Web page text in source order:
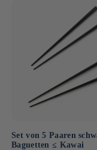
Set von 5 Paaren
Baguetten ≤ Kawai